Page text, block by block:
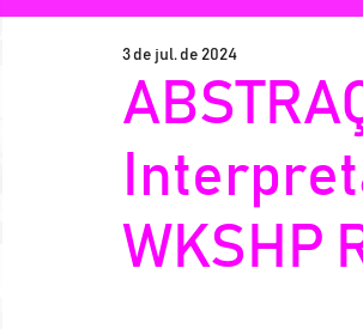
Exposições
WKSHP
3 de jul. de 2024